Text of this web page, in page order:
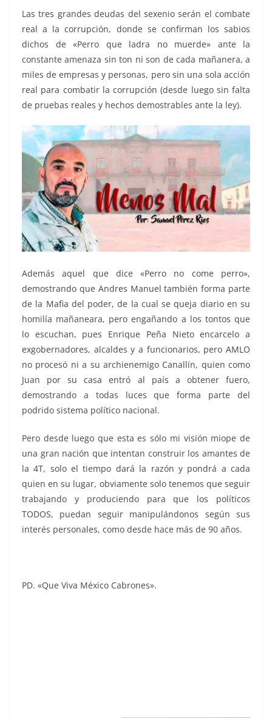
Las tres grandes deudas del sexenio serán el combate
real a la corrupción, donde se confirman los sabios
dichos de «Perro que ladra no muerde» ante la
constante amenaza sin ton ni son de cada mañanera, a
miles de empresas y personas, pero sin una sola acción
real para combatir la corrupción (desde luego sin falta
de pruebas reales y hechos demostrables ante la ley).
Además aquel que dice «Perro no come perro»,
demostrando que Andres Manuel también forma parte
de la Mafia del poder, de la cual se queja diario en su
homilía mañaneara, pero engañando a los tontos que
lo escuchan, pues Enrique Peña Nieto encarcelo a
exgobernadores, alcaldes y a funcionarios, pero AMLO
no procesó ni a su archienemigo Canallín, quien como
Juan por su casa entró al país a obtener fuero,
demostrando a todas luces que forma parte del
podrido sistema político nacional.
Pero desde luego que esta es sólo mi visión miope de
una gran nación que intentan construir los amantes de
la 4T, solo el tiempo dará la razón y pondrá a cada
quien en su lugar, obviamente solo tenemos que seguir
trabajando y produciendo para que los políticos
TODOS, puedan seguir manipulándonos según sus
interés personales, como desde hace más de 90 años.
PD. «Que Viva México Cabrones».